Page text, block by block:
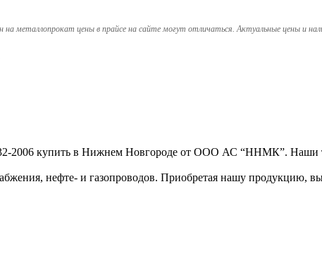
металлопрокат цены в прайсе на сайте могут отличаться. Актуальные цены и
2006 купить в Нижнем Новгороде от ООО АС “ННМК”. Наши
нефте- и газопроводов. Приобретая нашу продукцию,